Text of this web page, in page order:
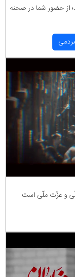
از حضور شما در صحنه
و عزّت ملّی است